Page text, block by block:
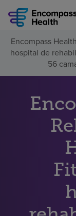
Por qué debe
Servicios de
Recursos de salud
Encompass
hospital de
56